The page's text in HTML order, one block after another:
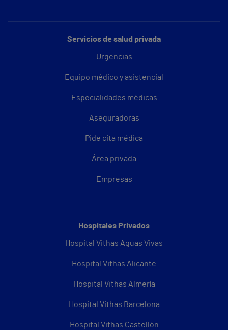
Servicios de salud privada
Urgencias
Equipo médico y asistencial
Especialidades médicas
Aseguradoras
Pide cita médica
Área privada
Empresas
Hospitales Privados
Hospital Vithas Aguas Vivas
Hospital Vithas Alicante
Hospital Vithas Almería
Hospital Vithas Barcelona
Hospital Vithas Castellón